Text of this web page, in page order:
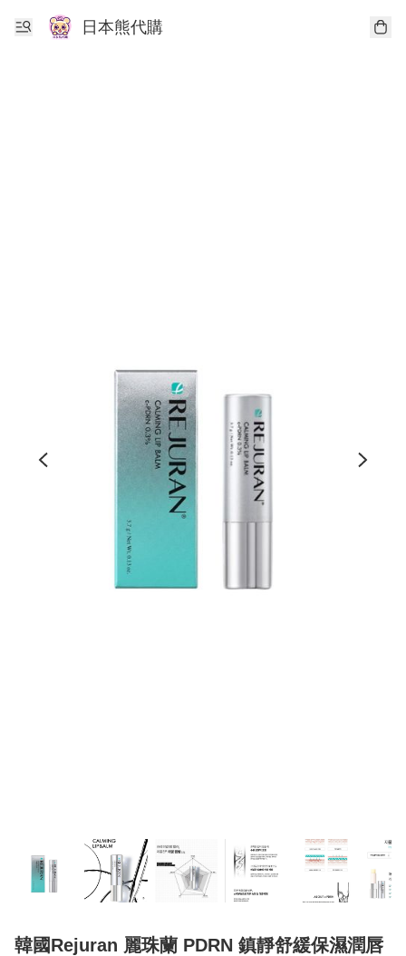
日本熊代購
韓國Rejuran 麗珠蘭 PDRN 鎮靜舒緩保濕潤唇